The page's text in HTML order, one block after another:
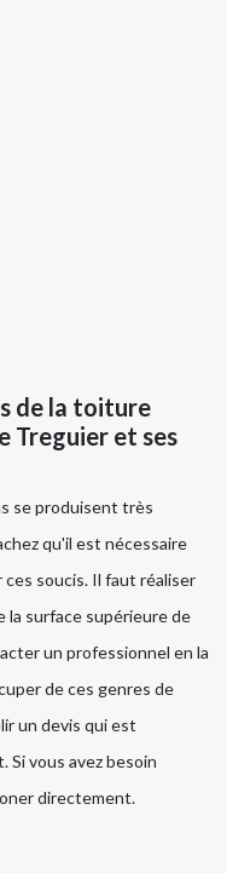
de la toiture
Treguier et ses
se produisent très
qu'il est nécessaire
soucis. Il faut réaliser
surface supérieure de
un professionnel en la
de ces genres de
un devis qui est
vous avez besoin
directement.